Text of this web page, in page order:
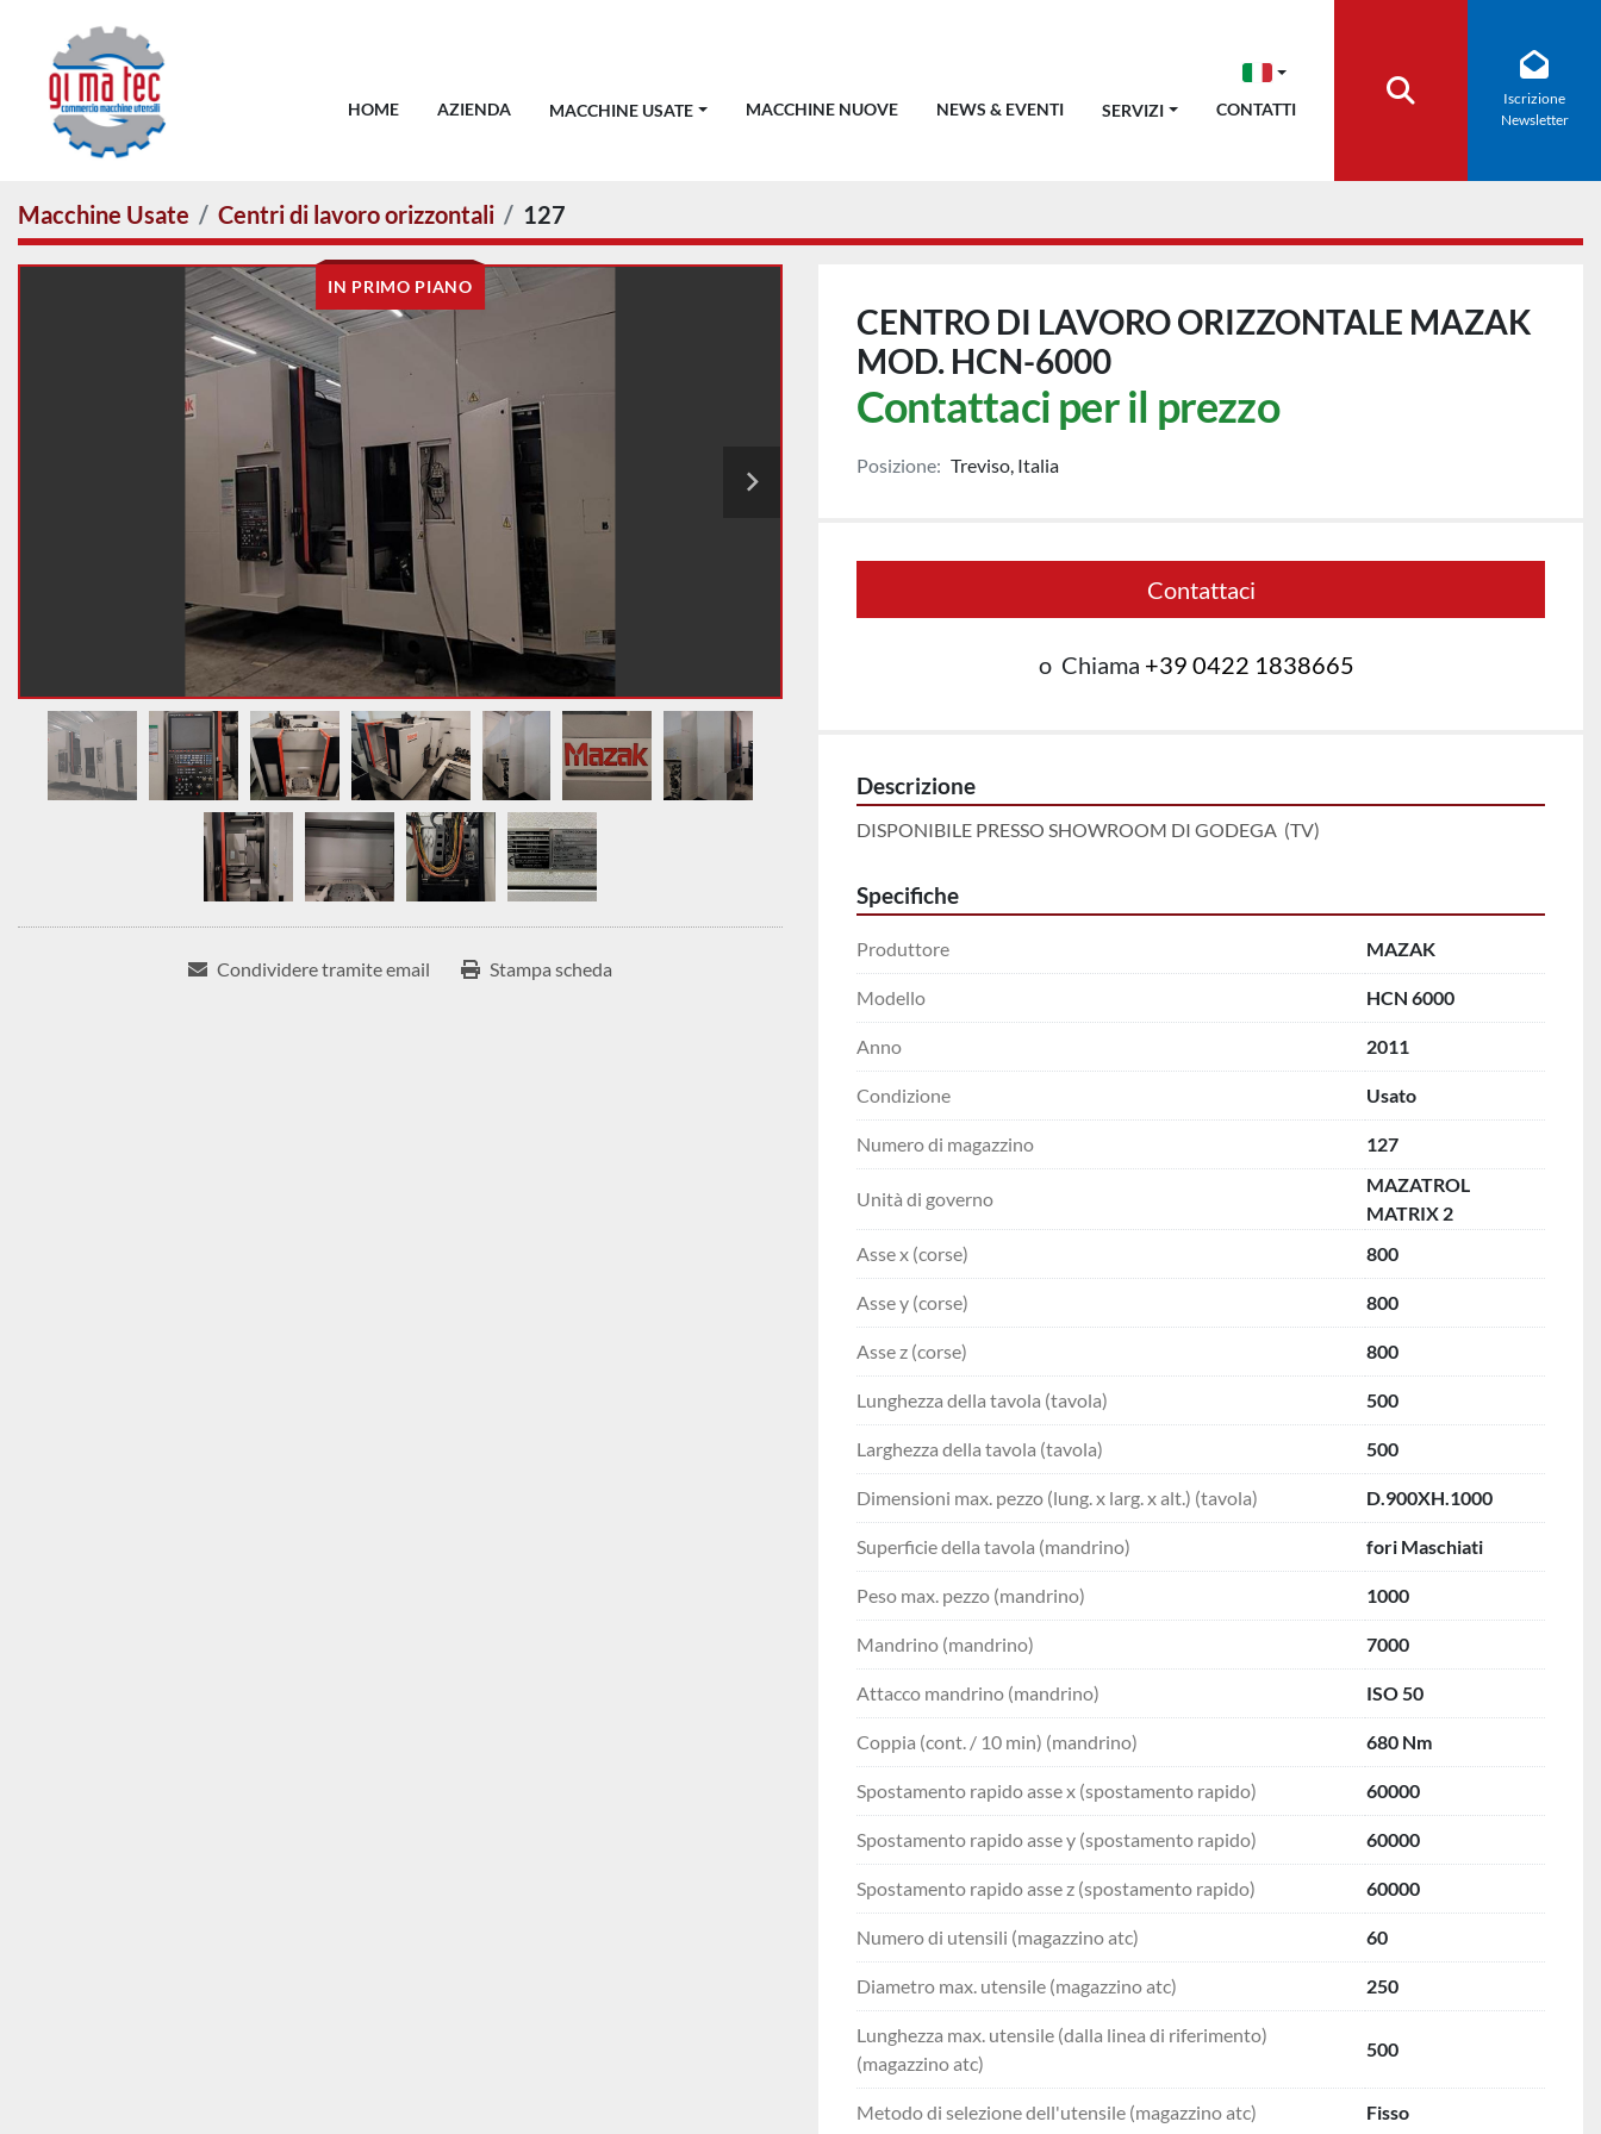
HOME AZIENDA MACCHINE USATE MACCHINE NUOVE NEWS & EVENTI SERVIZI CONTATTI Cerca
Iscrizione
Newsletter
Macchine Usate Centri di lavoro orizzontali 127
IN PRIMO PIANO
Condividere tramite email Stampa scheda
CENTRO DI LAVORO ORIZZONTALE MAZAK
MOD. HCN-6000
Contattaci per il prezzo
Posizione: Treviso, Italia
Contattaci
o Chiama +39 0422 1838665
Descrizione
DISPONIBILE PRESSO SHOWROOM DI GODEGA  (TV)
Specifiche
Produttore MAZAK
Modello HCN 6000
Anno 2011
Condizione Usato
Numero di magazzino 127
Unità di governo
MAZATROL
MATRIX 2
Asse x (corse)
800
Asse y (corse) 800
Asse z (corse) 800
Lunghezza della tavola (tavola) 500
Larghezza della tavola (tavola) 500
Dimensioni max. pezzo (lung. x larg. x alt.) (tavola) D.900XH.1000
Superficie della tavola (mandrino) fori Maschiati
Peso max. pezzo (mandrino) 1000
Mandrino (mandrino) 7000
Attacco mandrino (mandrino) ISO 50
Coppia (cont. / 10 min) (mandrino) 680 Nm
Spostamento rapido asse x (spostamento rapido) 60000
Spostamento rapido asse y (spostamento rapido) 60000
Spostamento rapido asse z (spostamento rapido) 60000
Numero di utensili (magazzino atc) 60
Diametro max. utensile (magazzino atc) 250
Lunghezza max. utensile (dalla linea di riferimento)
(magazzino atc)
500
Metodo di selezione dell'utensile (magazzino atc) Fisso